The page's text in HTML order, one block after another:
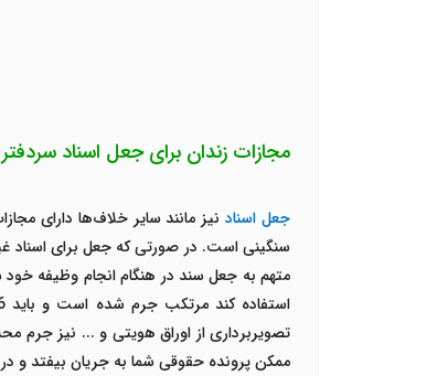
مجازات زندان برای جعل اسناد سردفتر
جعل اسناد
تصویربرداری از اوراق هویتی و ... نیز
ممکن پرونده حقوقی شما به جریان بیفتد و